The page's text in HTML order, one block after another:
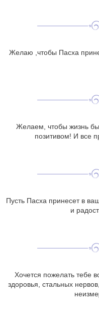
Желаю ,чтобы Пасха
Желаем, чтобы жизнь
позитивом! И все
Пусть Пасха принесет в
и
Хочется пожелать тебе
здоровья, стальных